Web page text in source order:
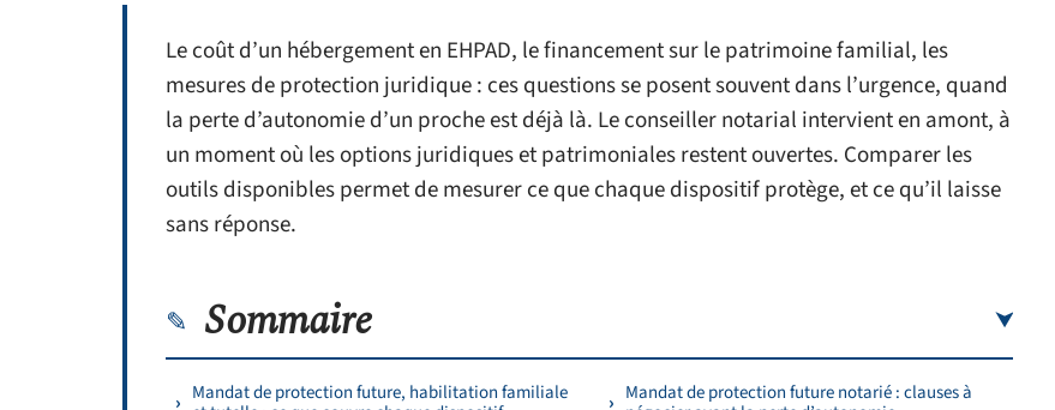
Le coût d’un hébergement en EHPAD, le financement sur le patrimoine familial, les
mesures de protection juridique : ces questions se posent souvent dans l’urgence, quand
la perte d’autonomie d’un proche est déjà là. Le conseiller notarial intervient en amont, à
un moment où les options juridiques et patrimoniales restent ouvertes. Comparer les
outils disponibles permet de mesurer ce que chaque dispositif protège, et ce qu’il laisse
sans réponse.
Sommaire
Mandat de protection future, habilitation familiale
Mandat de protection future notarié : clauses à